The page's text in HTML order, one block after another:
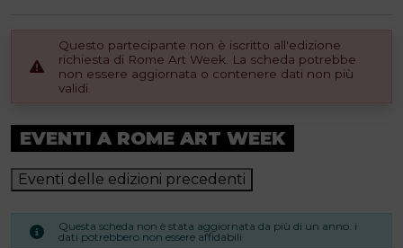
Questo partecipante non è iscritto all'edizione
richiesta di Rome Art Week. La scheda potrebbe
non essere aggiornata o contenere dati non più
validi.
EVENTI A ROME ART WEEK
Eventi delle edizioni precedenti
Questa scheda non è stata aggiornata da più di un anno. i
dati potrebbero non essere affidabili